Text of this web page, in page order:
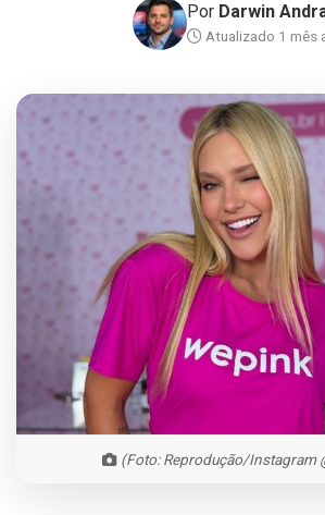
Por Darwin
Atualizado 1 mês
(Foto: Reprodução/Instagram